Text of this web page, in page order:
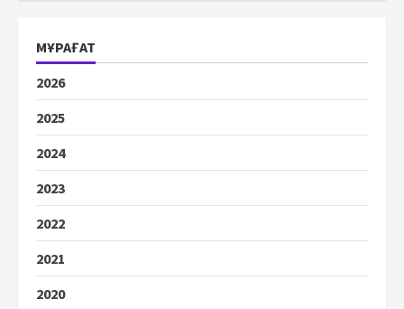
МҰРАҒАТ
2026
2025
2024
2023
2022
2021
2020